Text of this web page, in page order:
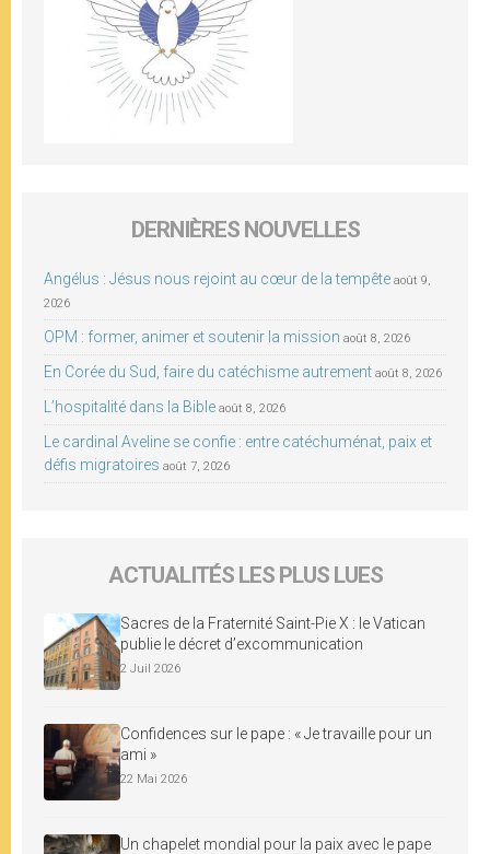
DERNIÈRES NOUVELLES
Angélus : Jésus nous rejoint au cœur de la tempête août 9,
2026
OPM : former, animer et soutenir la mission août 8, 2026
En Corée du Sud, faire du catéchisme autrement août 8, 2026
L’hospitalité dans la Bible août 8, 2026
Le cardinal Aveline se confie : entre catéchuménat, paix et
défis migratoires août 7, 2026
ACTUALITÉS LES PLUS LUES
Sacres de la Fraternité Saint-Pie X : le Vatican
publie le décret d’excommunication
2 Juil 2026
Confidences sur le pape : « Je travaille pour un
ami »
22 Mai 2026
Un chapelet mondial pour la paix avec le pape